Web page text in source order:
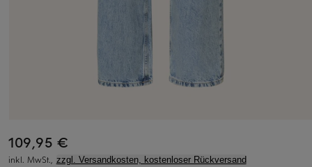
109,95 €
inkl. MwSt., zzgl. Versandkosten, kostenloser Rückversand